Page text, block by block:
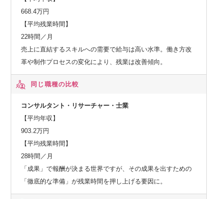
668.4万円
【平均残業時間】
22時間／月
売上に直結するスキルへの需要で給与は高い水準。働き方改
革や制作プロセスの変化により、残業は改善傾向。
同じ職種の比較
コンサルタント・リサーチャー・士業
【平均年収】
903.2万円
【平均残業時間】
28時間／月
「成果」で報酬が決まる世界ですが、その成果を出すための
「徹底的な準備」が残業時間を押し上げる要因に。